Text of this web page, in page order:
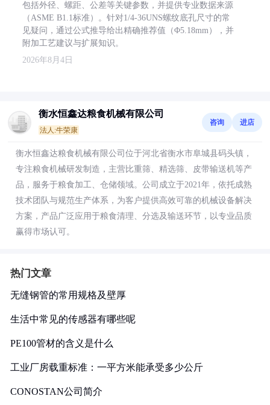
包括外径、螺距、公差等关键参数，并提供专业数据来源
（ASME B1.1标准）。针对1/4-36UNS螺纹底孔尺寸的常
见疑问，通过公式推导给出精确推荐值（Φ5.18mm），并
附加工艺建议与扩展知识。
2026年8月4日
衡水恒鑫达粮食机械有限公司
法人:牛荣康
咨询 进店
衡水恒鑫达粮食机械有限公司位于河北省衡水市阜城县码头镇，
专注粮食机械研发制造，主营比重筛、精选筛、皮带输送机等产
品，服务于粮食加工、仓储领域。公司成立于2021年，依托成熟
技术团队与规范生产体系，为客户提供高效可靠的机械设备解决
方案，产品广泛应用于粮食清理、分选及输送环节，以专业品质
赢得市场认可。
热门文章
无缝钢管的常用规格及壁厚
生活中常见的传感器有哪些呢
PE100管材的含义是什么
工业厂房载重标准：一平方米能承受多少公斤
CONOSTAN公司简介